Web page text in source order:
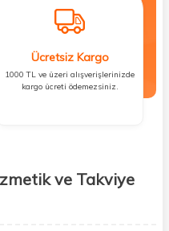
Ücretsiz Kargo
1000 TL ve üzeri alışverişlerinizde
kargo ücreti ödemezsiniz.
ve Takviye